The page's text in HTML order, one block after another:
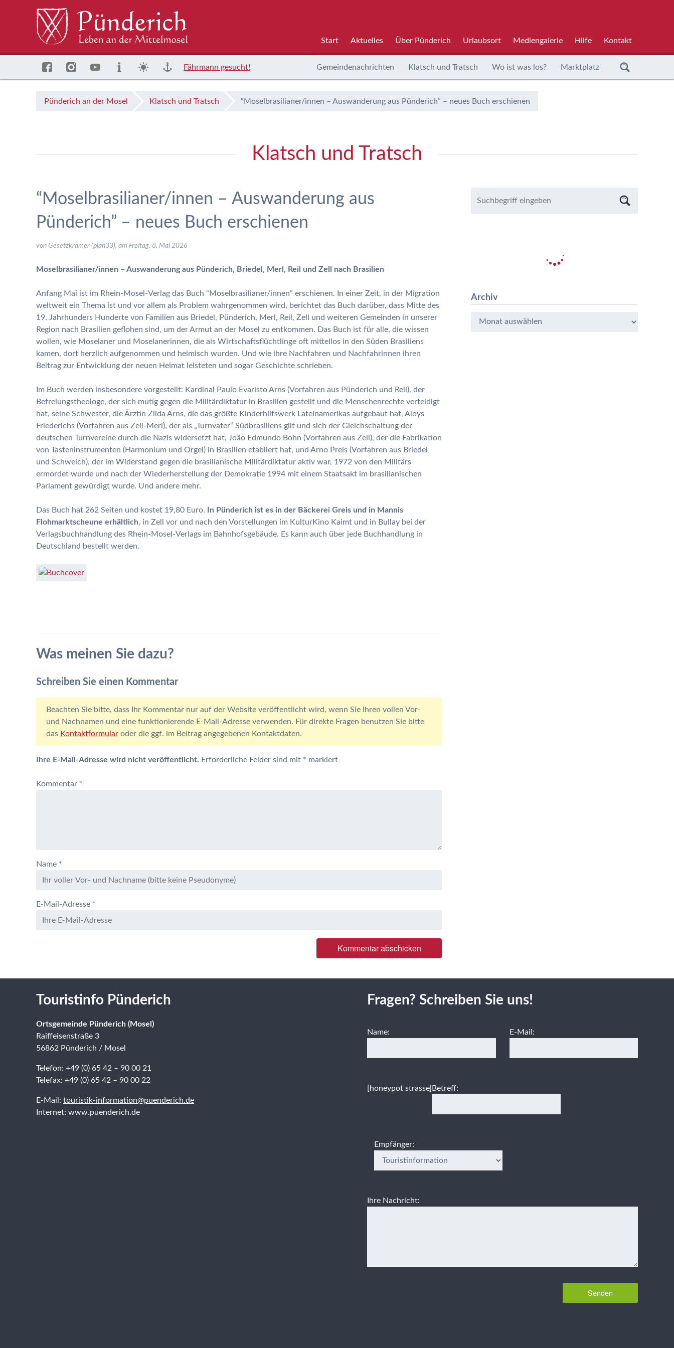
Start Aktuelles Über Pünderich Urlaubsort Mediengalerie Hilfe Kontakt
Fährmann gesucht! Gemeindenachrichten Klatsch und Tratsch Wo ist was los? Marktplatz
Pünderich an der Mosel Klatsch und Tratsch “Moselbrasilianer/innen – Auswanderung aus Pünderich” – neues Buch erschienen
Klatsch und Tratsch
“Moselbrasilianer/innen – Auswanderung aus
Pünderich” – neues Buch erschienen
von Gesetzkrämer (plan33), am Freitag, 8. Mai 2026
Moselbrasilianer/innen – Auswanderung aus Pünderich, Briedel, Merl, Reil und Zell nach Brasilien
Anfang Mai ist im Rhein-Mosel-Verlag das Buch “Moselbrasilianer/innen” erschienen. In einer Zeit, in der Migration
weltweit ein Thema ist und vor allem als Problem wahrgenommen wird, berichtet das Buch darüber, dass Mitte des
19. Jahrhunders Hunderte von Familien aus Briedel, Pünderich, Merl, Reil, Zell und weiteren Gemeinden in unserer
Region nach Brasilien geflohen sind, um der Armut an der Mosel zu entkommen. Das Buch ist für alle, die wissen
wollen, wie Moselaner und Moselanerinnen, die als Wirtschaftsflüchtlinge oft mittellos in den Süden Brasiliens
kamen, dort herzlich aufgenommen und heimisch wurden. Und wie ihre Nachfahren und Nachfahrinnen ihren
Beitrag zur Entwicklung der neuen Heimat leisteten und sogar Geschichte schrieben.
Im Buch werden insbesondere vorgestellt: Kardinal Paulo Evaristo Arns (Vorfahren aus Pünderich und Reil), der
Befreiungstheologe, der sich mutig gegen die Militärdiktatur in Brasilien gestellt und die Menschenrechte verteidigt
hat, seine Schwester, die Ärztin Zilda Arns, die das größte Kinderhilfswerk Lateinamerikas aufgebaut hat, Aloys
Friederichs (Vorfahren aus Zell-Merl), der als „Turnvater“ Südbrasiliens gilt und sich der Gleichschaltung der
deutschen Turnvereine durch die Nazis widersetzt hat, João Edmundo Bohn (Vorfahren aus Zell), der die Fabrikation
von Tasteninstrumenten (Harmonium und Orgel) in Brasilien etabliert hat, und Arno Preis (Vorfahren aus Briedel
und Schweich), der im Widerstand gegen die brasilianische Militärdiktatur aktiv war, 1972 von den Militärs
ermordet wurde und nach der Wiederherstellung der Demokratie 1994 mit einem Staatsakt im brasilianischen
Parlament gewürdigt wurde. Und andere mehr.
Das Buch hat 262 Seiten und kostet 19,80 Euro.
In Pünderich ist es in der Bäckerei Greis und in Mannis
Flohmarktscheune erhältlich, in Zell vor und nach den Vorstellungen im KulturKino Kaimt und in Bullay bei der
Verlagsbuchhandlung des Rhein-Mosel-Verlags im Bahnhofsgebäude. Es kann auch über jede Buchhandlung in
Deutschland bestellt werden.
Was meinen Sie dazu?
Schreiben Sie einen Kommentar
Beachten Sie bitte, dass Ihr Kommentar nur auf der Website veröffentlicht wird, wenn Sie Ihren vollen Vor-
und Nachnamen und eine funktionierende E-Mail-Adresse verwenden. Für direkte Fragen benutzen Sie bitte
das Kontaktformular oder die ggf. im Beitrag angegebenen Kontaktdaten.
Ihre E-Mail-Adresse wird nicht veröffentlicht. Erforderliche Felder sind mit * markiert
Kommentar *
Name *
E-Mail-Adresse *
Archiv
Touristinfo Pünderich
Ortsgemeinde Pünderich (Mosel)
Raiffeisenstraße 3
56862 Pünderich / Mosel
Telefon: +49 (0) 65 42 – 90 00 21
Telefax: +49 (0) 65 42 – 90 00 22
E-Mail: touristik-information@puenderich.de
Internet: www.puenderich.de
Fragen? Schreiben Sie uns!
Name: E-Mail:
[honeypot strasse] Betreff:
Empfänger:
Ihre Nachricht: